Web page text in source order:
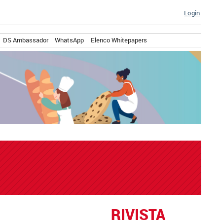
Login
DS Ambassador WhatsApp Elenco Whitepapers
RIVISTA